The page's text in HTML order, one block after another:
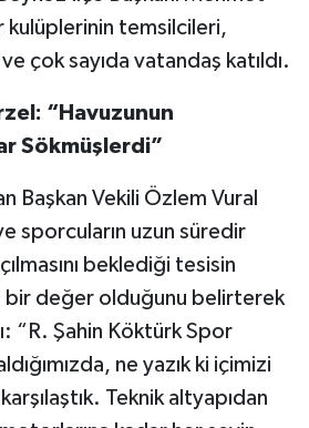
temsilcileri,
çok sayıda vatandaş katıldı.
“Havuzunun
Sökmüşlerdi”
Başkan Vekili Özlem Vural
sporcuların uzun süredir
beklediği tesisin
bir değer olduğunu belirterek
“R. Şahin Köktürk Spor
ne yazık ki içimizi
Teknik altyapıdan